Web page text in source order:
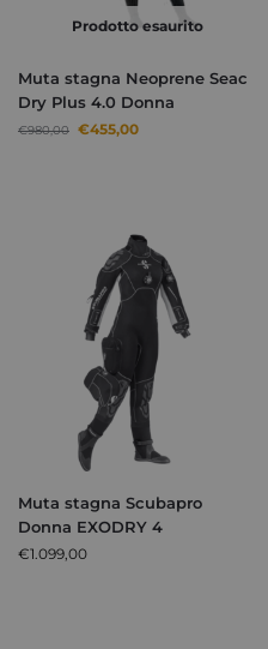
Prodotto esaurito
Muta stagna Neoprene Seac
Dry Plus 4.0 Donna
€980,00 €455,00
Muta stagna Scubapro
Donna EXODRY 4
€1.099,00